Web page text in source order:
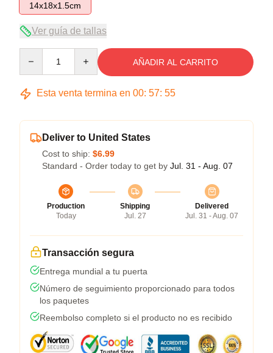
14x18x1.5cm
Ver guía de tallas
AÑADIR AL CARRITO
Esta venta termina en 00: 57: 54
Deliver to United States
Cost to ship: $6.99
Standard - Order today to get by Jul. 31 - Aug. 07
Production
Today
Shipping
Jul. 27
Delivered
Jul. 31 - Aug. 07
Transacción segura
Entrega mundial a tu puerta
Número de seguimiento proporcionado para todos
los paquetes
Reembolso completo si el producto no es recibido